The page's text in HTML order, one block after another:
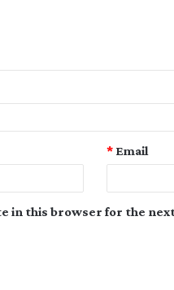
Email
*
in this browser for the